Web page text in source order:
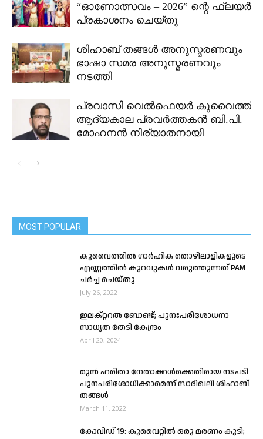
“ഓണോത്സവം – 2026” ന്റെ ഫ്ലയർ
പ്രകാശനം ചെയ്തു
ശിഹാബ് തങ്ങൾ അനുസ്മരണവും
ഭാഷാ സമര അനുസ്മരണവും
നടത്തി
പ്രവാസി വെൽഫെയർ കുവൈത്ത്
ആദ്യകാല പ്രവർത്തകൻ ബി.പി.
മോഹനൻ നിര്യാതനായി
MOST POPULAR
കുവൈത്തിൽ ഗാർഹിക തൊഴിലാളികളുടെ
എണ്ണത്തിൽ കുറവുകൾ വരുത്തുന്നത് PAM
ചർച്ച ചെയ്തു
July 26, 2022
ഇലക്റ്ററൽ ബോണ്ട്; പുനഃപരിശോധനാ
സാധ്യത തേടി കേന്ദ്രം
April 20, 2024
മുന്‍ ഹരിതാ നേതാക്കള്‍ക്കെതിരായ നടപടി
പുനപരിശോധിക്കാമെന്ന് സാദിഖലി ശിഹാബ്
തങ്ങൾ
March 11, 2022
കോവിഡ് 19: കുവൈറ്റിൽ ഒരു മരണം കൂടി;